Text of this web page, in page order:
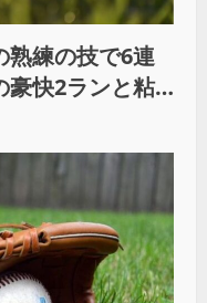
熟練の技で6連
豪快2ランと粘